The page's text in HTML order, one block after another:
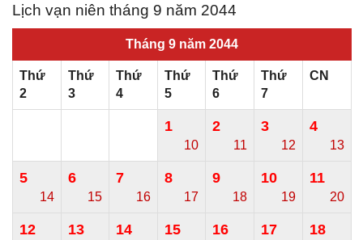
Lịch vạn niên tháng 9 năm 2044
Tháng 9 năm 2044
Thứ
2
Thứ
3
Thứ
4
Thứ
5
Thứ
6
Thứ
7
CN
1
10
2
11
3
12
4
13
5
14
6
15
7
16
8
17
9
18
10
19
11
20
12 13 14 15 16 17 18